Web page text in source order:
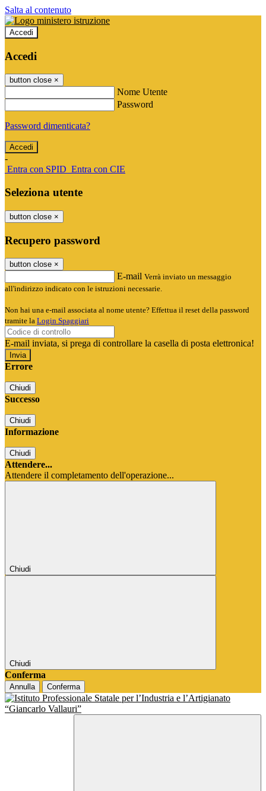
Salta al contenuto
Accedi
Accedi
button close ×
Nome Utente
Password
Password dimenticata?
-
Entra con SPID Entra con CIE
Seleziona utente
button close ×
Recupero password
button close ×
E-mail Verrà inviato un messaggio
all'indirizzo indicato con le istruzioni necessarie.
Non hai una e-mail associata al nome utente? Effettua il reset della password
tramite la Login Spaggiari
E-mail inviata, si prega di controllare la casella di posta elettronica!
Errore
Chiudi
Successo
Chiudi
Informazione
Chiudi
Attendere...
Attendere il completamento dell'operazione...
Chiudi
Chiudi
Conferma
Annulla Conferma